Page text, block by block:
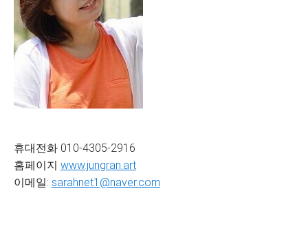
휴대전화 010-4305-2916
홈페이지 www.jungran.art
이메일: sarahnet1@naver.com